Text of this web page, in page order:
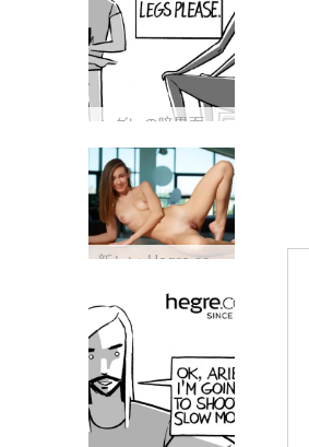
ヘグレの暗黒面 #43: このモデルには特別な何かがある…
新しい Hegre.com モデル ミラ